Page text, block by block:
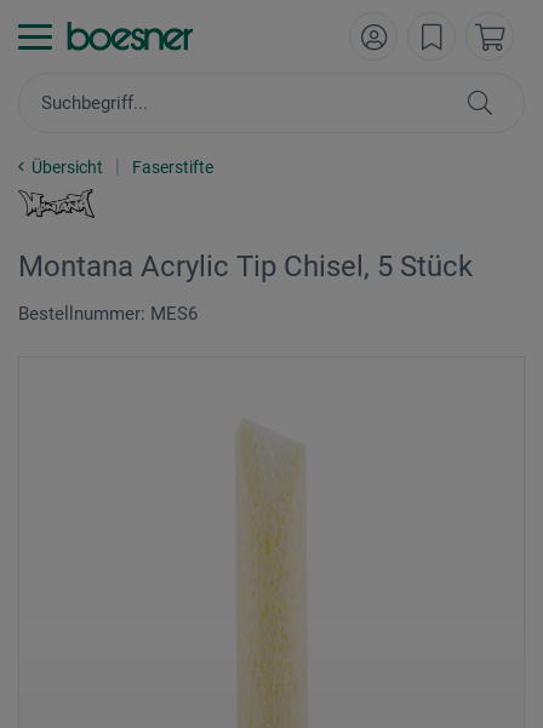
Übersicht Faserstifte
Montana Acrylic Tip Chisel, 5 Stück
Bestellnummer: MES6